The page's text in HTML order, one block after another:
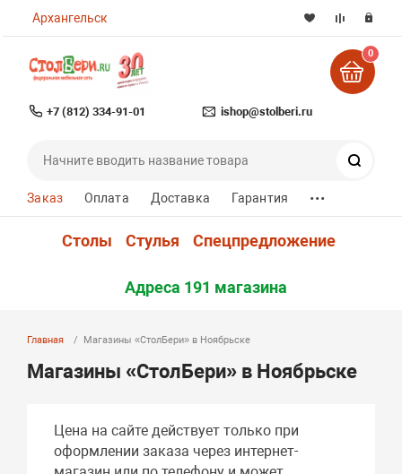
Архангельск
+7 (812) 334-91-01 ishop@stolberi.ru
0
Заказ Оплата Доставка Гарантия ...
Столы Стулья Спецпредложение
Адреса 191 магазина
Главная Магазины «СтолБери» в Ноябрьске
Магазины «СтолБери» в Ноябрьске
Цена на сайте действует только при
оформлении заказа через интернет-